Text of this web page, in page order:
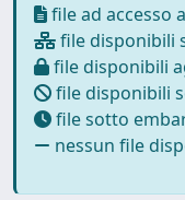
file ad accesso
file disponibili
file disponibili
file disponibili
file sotto
nessun file